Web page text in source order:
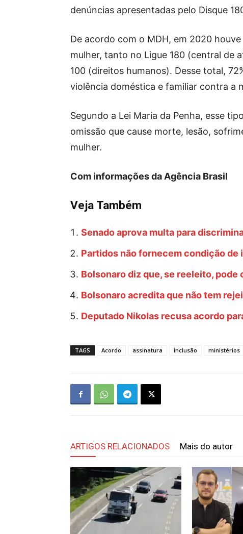
denúncias apresentadas pelo Disque
De acordo com o MDH, em 2020
mulher, tanto no Ligue 180 (central de
100 (direitos humanos). Desse total,
violência doméstica e familiar contra a
Segundo a Lei Maria da Penha, esse
omissão que cause morte, lesão,
mulher.
Com informações da Agência Brasil
Veja Também
Senado aprova multa para
Partidos não fornecem condição de
Bolsonaro diz que, se reeleito,
Bolsonaro acredita que não tem
Deputado Nikolas recusa acordo
TAGS Acordo assinatura inclusão ministérios
ARTIGOS RELACIONADOS Mais do autor